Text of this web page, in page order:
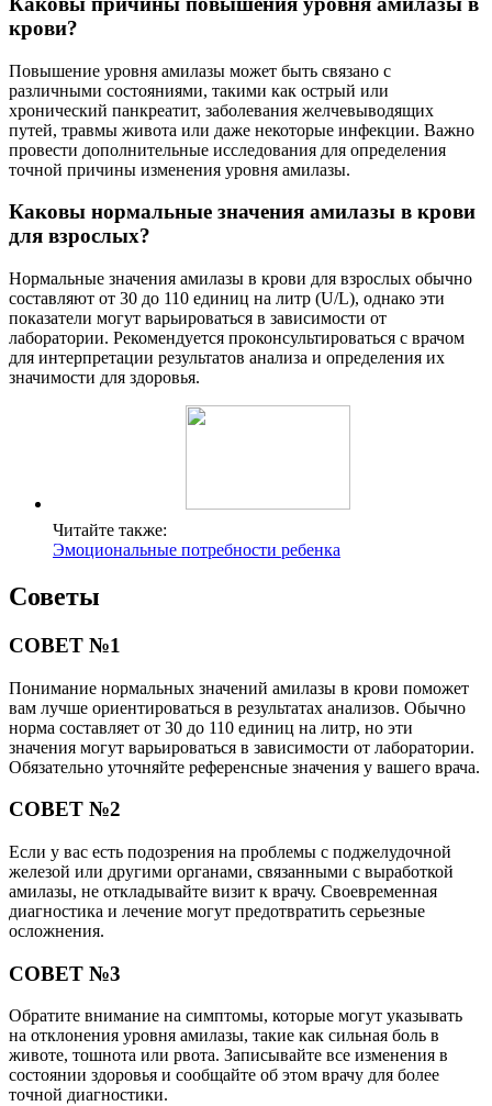
крови?
Повышение уровня амилазы может быть связано с
различными состояниями, такими как острый или
хронический панкреатит, заболевания желчевыводящих
путей, травмы живота или даже некоторые инфекции. Важно
провести дополнительные исследования для определения
точной причины изменения уровня амилазы.
Каковы нормальные значения амилазы в крови
для взрослых?
Нормальные значения амилазы в крови для взрослых обычно
составляют от 30 до 110 единиц на литр (U/L), однако эти
показатели могут варьироваться в зависимости от
лаборатории. Рекомендуется проконсультироваться с врачом
для интерпретации результатов анализа и определения их
значимости для здоровья.
Читайте также:
Эмоциональные потребности ребенка
Советы
СОВЕТ №1
Понимание нормальных значений амилазы в крови поможет
вам лучше ориентироваться в результатах анализов. Обычно
норма составляет от 30 до 110 единиц на литр, но эти
значения могут варьироваться в зависимости от лаборатории.
Обязательно уточняйте референсные значения у вашего врача.
СОВЕТ №2
Если у вас есть подозрения на проблемы с поджелудочной
железой или другими органами, связанными с выработкой
амилазы, не откладывайте визит к врачу. Своевременная
диагностика и лечение могут предотвратить серьезные
осложнения.
СОВЕТ №3
Обратите внимание на симптомы, которые могут указывать
на отклонения уровня амилазы, такие как сильная боль в
животе, тошнота или рвота. Записывайте все изменения в
состоянии здоровья и сообщайте об этом врачу для более
точной диагностики.